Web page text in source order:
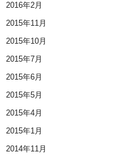
2016年2月
2015年11月
2015年10月
2015年7月
2015年6月
2015年5月
2015年4月
2015年1月
2014年11月